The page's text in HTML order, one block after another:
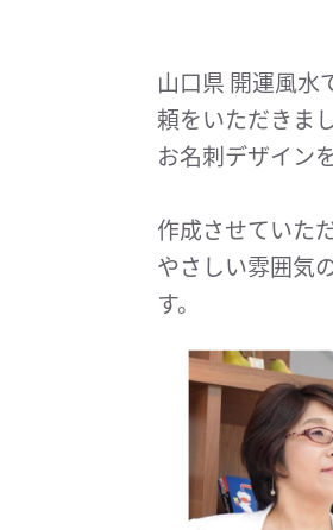
山口県 開運風水
頼をいただきま
お名刺デザイン
作成させていた
やさしい雰囲気
す。